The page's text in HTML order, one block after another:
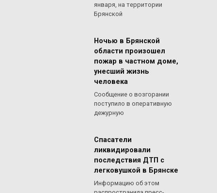
января, на территории
Брянской
Ночью в Брянской
области произошел
пожар в частном доме,
унесший жизнь
человека
Сообщение о возгорании
поступило в оперативную
дежурную
Спасатели
ликвидировали
последствия ДТП с
легковушкой в Брянске
Информацию об этом